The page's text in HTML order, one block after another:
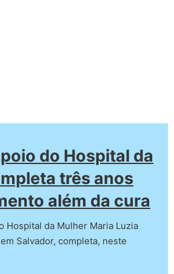
do Hospital da
três anos
além da cura
Hospital da Mulher Maria Luzia
Salvador, completa, neste